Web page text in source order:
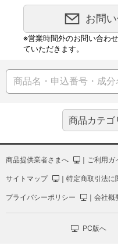
お問
※営業時間外のお問い合わ
ていただきます。
商品カテゴ
商品提供業者さまへ ｜ ご利用ガ
サイトマップ ｜ 特定商取引法に
プライバシーポリシー ｜ 会社概
PC版へ